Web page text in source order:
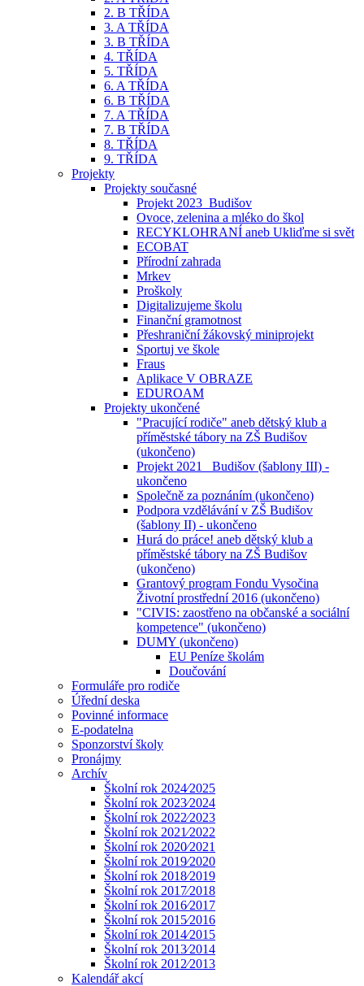
2. B TŘÍDA
3. A TŘÍDA
3. B TŘÍDA
4. TŘÍDA
5. TŘÍDA
6. A TŘÍDA
6. B TŘÍDA
7. A TŘÍDA
7. B TŘÍDA
8. TŘÍDA
9. TŘÍDA
Projekty
Projekty současné
Projekt 2023_Budišov
Ovoce, zelenina a mléko do škol
RECYKLOHRANÍ aneb Ukliďme si svět
ECOBAT
Přírodní zahrada
Mrkev
Proškoly
Digitalizujeme školu
Finanční gramotnost
Přeshraniční žákovský miniprojekt
Sportuj ve škole
Fraus
Aplikace V OBRAZE
EDUROAM
Projekty ukončené
"Pracující rodiče" aneb dětský klub a
příměstské tábory na ZŠ Budišov
(ukončeno)
Projekt 2021_ Budišov (šablony III) -
ukončeno
Společně za poznáním (ukončeno)
Podpora vzdělávání v ZŠ Budišov
(šablony II) - ukončeno
Hurá do práce! aneb dětský klub a
příměstské tábory na ZŠ Budišov
(ukončeno)
Grantový program Fondu Vysočina
Životní prostřední 2016 (ukončeno)
"CIVIS: zaostřeno na občanské a sociální
kompetence" (ukončeno)
DUMY (ukončeno)
EU Peníze školám
Doučování
Formuláře pro rodiče
Úřední deska
Povinné informace
E-podatelna
Sponzorství školy
Pronájmy
Archív
Školní rok 2024⁄2025
Školní rok 2023⁄2024
Školní rok 2022⁄2023
Školní rok 2021⁄2022
Školní rok 2020⁄2021
Školní rok 2019⁄2020
Školní rok 2018⁄2019
Školní rok 2017⁄2018
Školní rok 2016⁄2017
Školní rok 2015⁄2016
Školní rok 2014⁄2015
Školní rok 2013⁄2014
Školní rok 2012⁄2013
Kalendář akcí